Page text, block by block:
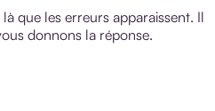
que les erreurs apparaissent. Il
donnons la réponse.